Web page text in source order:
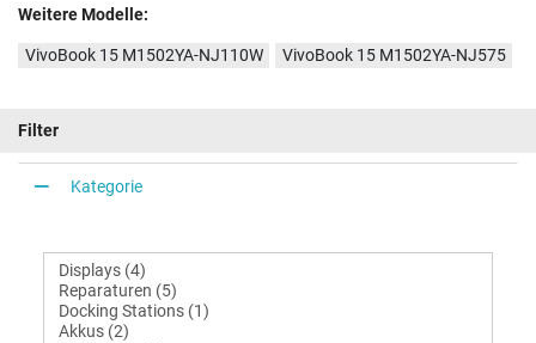
Weitere Modelle:
VivoBook 15 M1502YA-NJ110W VivoBook 15 M1502YA-NJ575
Filter
Kategorie